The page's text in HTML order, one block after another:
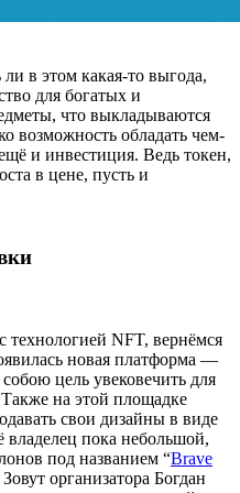
ли в этом какая-то выгода,
для богатых и
что выкладываются
возможность обладать чем-
и инвестиция. Ведь токен,
в цене, пусть и
технологией NFT, вернёмся
новая платформа —
цель увековечить для
на этой площадке
свои дизайны в виде
владелец пока небольшой,
под названием “Brave
организатора Богдан